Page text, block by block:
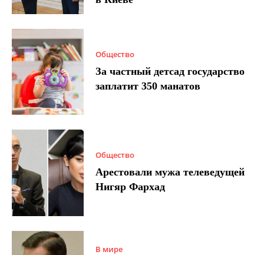
Общество
За частный детсад государство
заплатит 350 манатов
Общество
Арестовали мужа телеведущей
Нигяр Фархад
В мире